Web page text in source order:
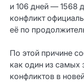
и 106 дней — 1568
конфликт
её по
По этой причине
как один из самых
конфликтов в